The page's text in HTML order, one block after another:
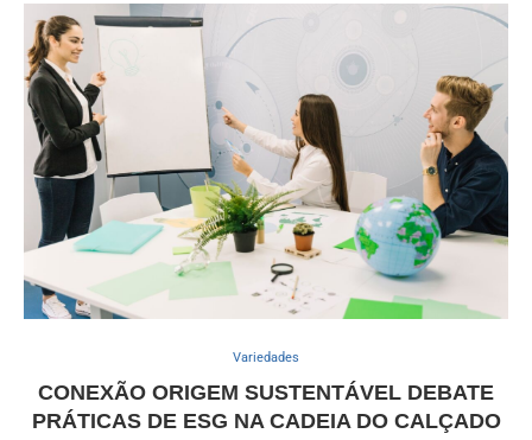
Variedades
CONEXÃO ORIGEM SUSTENTÁVEL DEBATE
PRÁTICAS DE ESG NA CADEIA DO CALÇADO